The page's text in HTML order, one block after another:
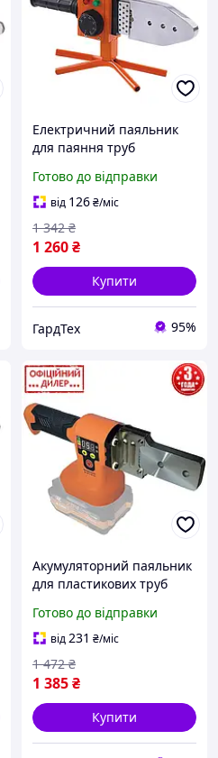
Електричний паяльник
для паяння труб
TA-WP1200 (1200 Вт, 50-
300 °C, кейс)
Готово до відправки
від 126₴/міс
1 260₴
1 342 ₴
Купити
ГардТех 95%
Акумуляторний паяльник
для пластикових труб
АКБ і ЗП, 32/25/20 мм, 50-
350 °C, Кейс)
Готово до відправки
від231 ₴/міс
1 385₴
1 472 ₴
Купити